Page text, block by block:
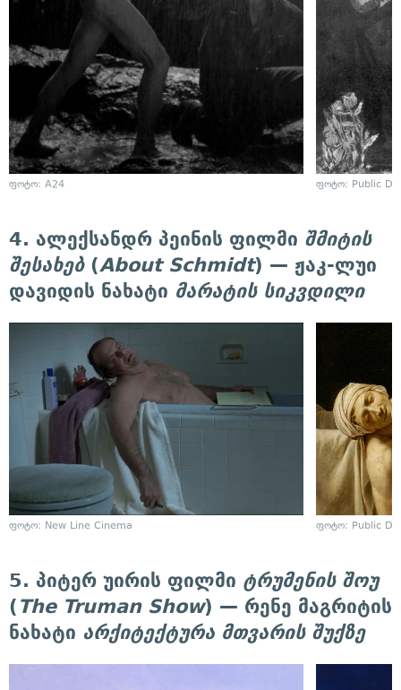
ფოტო: A24 ფოტო: Public
4. ალექსანდრ პეინის ფილმი შმიტის
შესახებ(About Schmidt) — ჟაკ-ლუი
დავიდის ნახატი მარატის სიკვდილი
ფოტო: New Line Cinema ფოტო: Public
5. პიტერ უირის ფილმი ტრუმენის შოუ
( The Truman Show) — რენე მაგრიტის
ნახატი არქიტექტურა მთვარის შუქზე